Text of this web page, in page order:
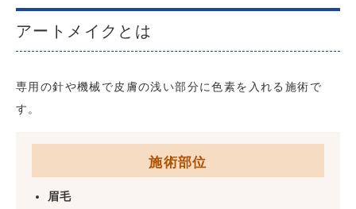
アートメイクとは
専用の針や機械で皮膚の浅い部分に色素を入れる施術で
す。
施術部位
眉毛